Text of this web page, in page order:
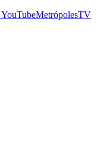
YouTubeMetrópolesTV